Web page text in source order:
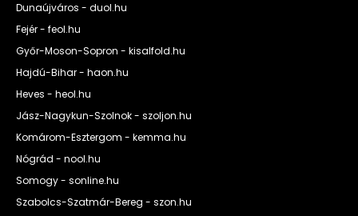
Dunaújváros - duol.hu
Fejér - feol.hu
Győr-Moson-Sopron - kisalfold.hu
Hajdú-Bihar - haon.hu
Heves - heol.hu
Jász-Nagykun-Szolnok - szoljon.hu
Komárom-Esztergom - kemma.hu
Nógrád - nool.hu
Somogy - sonline.hu
Szabolcs-Szatmár-Bereg - szon.hu